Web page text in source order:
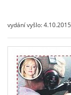
vydání vyšlo: 4.10.2015